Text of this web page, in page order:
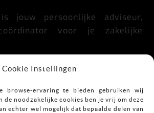
Cookie Instellingen
browse-ervaring te bieden gebruiken wij
de noodzakelijke cookies ben je vrij om deze
echter wel mogelijk dat bepaalde delen van
is jouw persoonlijke adviseur,
voor je zakelijke
stijlvol en flexibel.